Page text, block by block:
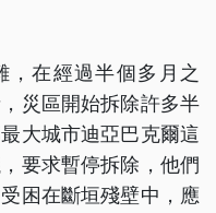
在經過半個多月之
災區開始拆除許多半
大城市迪亞巴克爾這
要求暫停拆除，他們
困在斷垣殘壁中，應